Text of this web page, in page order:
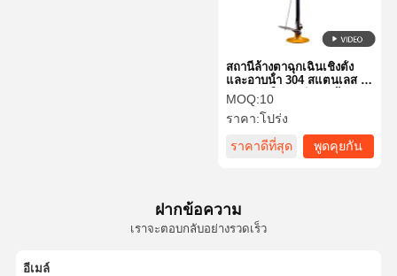
ทัวร์โรงงาน
ข่าว กรณี
สถานีล้างตาฉุกเฉินเชิงตั้ง
และอาบน้ํา 304 สแตนเลส ส
แตนเลสยืนฉุกเฉินตาล้าง
ใบหน้าถัง 304 สแตนเลส ส
แตนเลส สถานีล้างตาด้วยปิด
สําหรับห้องปฏิบัติการโรงงาน
MOQ:10
ราคา:โปร่ง
ราคาดีที่สุด
พูดคุยกัน
ฝากข้อความ
เราจะตอบกลับอย่างรวดเร็ว
อีเมล์